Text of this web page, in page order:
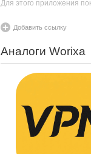
Для этого приложения
Добавить ссылку
Аналоги Worixa